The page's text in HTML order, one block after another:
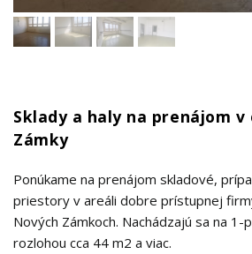
Sklady a haly na prenájom v
Zámky
Ponúkame na prenájom skladové,
priestory v areáli dobre prístupnej
Nových Zámkoch. Nachádzajú sa na 1-
rozlohou cca 44 m2 a viac.